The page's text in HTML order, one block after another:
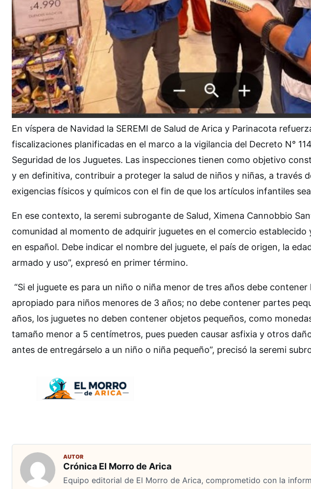
En víspera de Navidad la SEREMI de Salud de Arica y Parinacota
fiscalizaciones planificadas en el marco a la vigilancia del Decreto N°
Seguridad de los Juguetes. Las inspecciones tienen como objetivo
y en definitiva, contribuir a proteger la salud de niños y niñas, a través
exigencias físicos y químicos con el fin de que los artículos infantiles
En ese contexto, la seremi subrogante de Salud, Ximena Cannobbio
comunidad al momento de adquirir juguetes en el comercio
en español. Debe indicar el nombre del juguete, el país de origen, la
armado y uso”, expresó en primer término.
“Si el juguete es para un niño o niña menor de tres años debe contener
apropiado para niños menores de 3 años; no debe contener partes
años, los juguetes no deben contener objetos pequeños, como
tamaño menor a 5 centímetros, pues pueden causar asfixia y otros
antes de entregárselo a un niño o niña pequeño”, precisó la seremi
AUTOR
Crónica El Morro de Arica
Equipo editorial de El Morro de Arica, comprometido con la